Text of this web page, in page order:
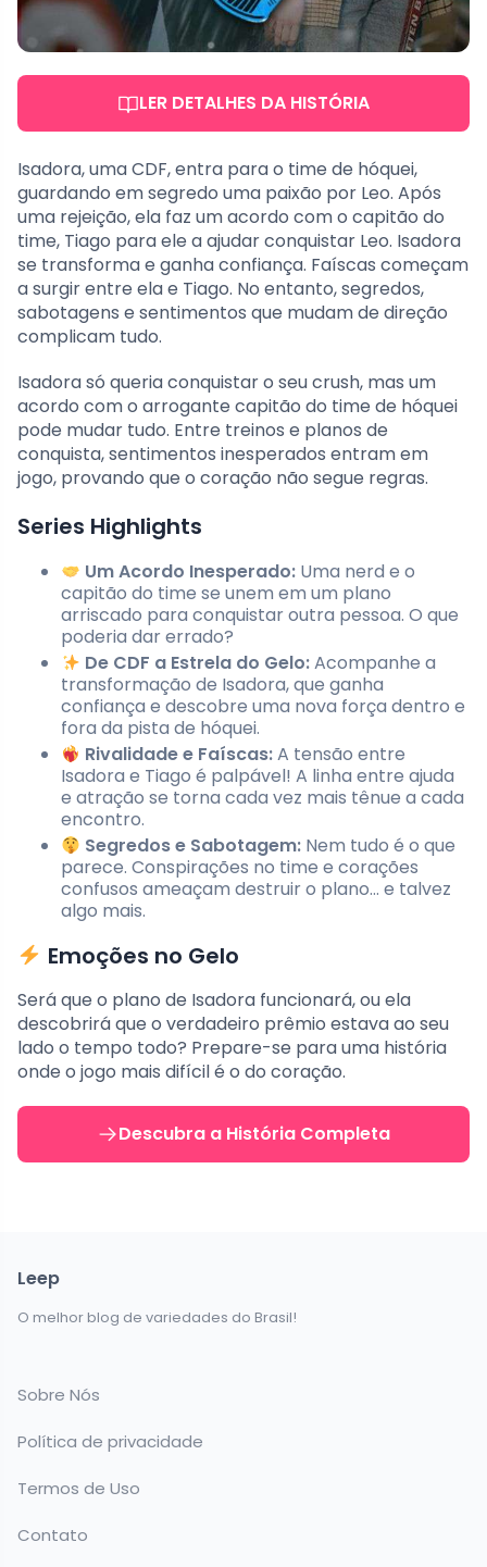
LER DETALHES DA HISTÓRIA
Isadora, uma CDF, entra para o time de hóquei,
guardando em segredo uma paixão por Leo. Após
uma rejeição, ela faz um acordo com o capitão do
time, Tiago para ele a ajudar conquistar Leo. Isadora
se transforma e ganha confiança. Faíscas começam
a surgir entre ela e Tiago. No entanto, segredos,
sabotagens e sentimentos que mudam de direção
complicam tudo.
Isadora só queria conquistar o seu crush, mas um
acordo com o arrogante capitão do time de hóquei
pode mudar tudo. Entre treinos e planos de
conquista, sentimentos inesperados entram em
jogo, provando que o coração não segue regras.
Series Highlights
Um Acordo Inesperado: Uma nerd e o
capitão do time se unem em um plano
arriscado para conquistar outra pessoa. O que
poderia dar errado?
De CDF a Estrela do Gelo:Acompanhe a
transformação de Isadora, que ganha
confiança e descobre uma nova força dentro e
fora da pista de hóquei.
Rivalidade e Faíscas:A tensão entre
Isadora e Tiago é palpável! A linha entre ajuda
e atração se torna cada vez mais tênue a cada
encontro.
Segredos e Sabotagem: Nem tudo é o que
parece. Conspirações no time e corações
confusos ameaçam destruir o plano… e talvez
algo mais.
Emoções no Gelo
Será que o plano de Isadora funcionará, ou ela
descobrirá que o verdadeiro prêmio estava ao seu
lado o tempo todo? Prepare-se para uma história
onde o jogo mais difícil é o do coração.
Descubra a História Completa
Leep
O melhor blog de variedades do Brasil!
Sobre Nós
Política de privacidade
Termos de Uso
Contato